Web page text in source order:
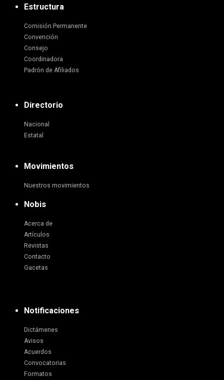
Estructura
Comisión Permanente
Convención
Consejo
Coordinadora
Padrón de Afiliados
Directorio
Nacional
Estatal
Movimientos
Nuestros movimientos
Nobis
Acerca de
Artículos
Revistas
Contacto
Gacetas
Notificaciones
Dictámenes
Avisos
Acuerdos
Convocatorias
Formatos